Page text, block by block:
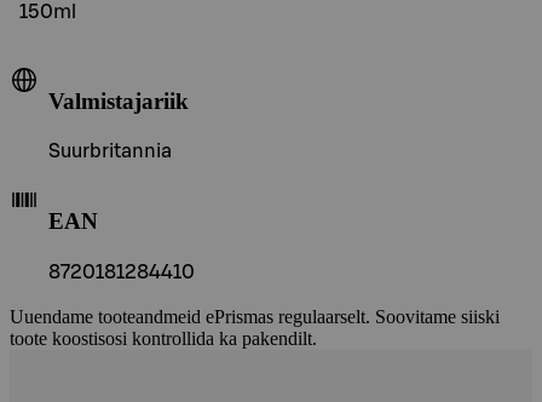
150ml
Valmistajariik
Suurbritannia
EAN
8720181284410
Uuendame tooteandmeid ePrismas regulaarselt. Soovitame siiski
toote koostisosi kontrollida ka pakendilt.